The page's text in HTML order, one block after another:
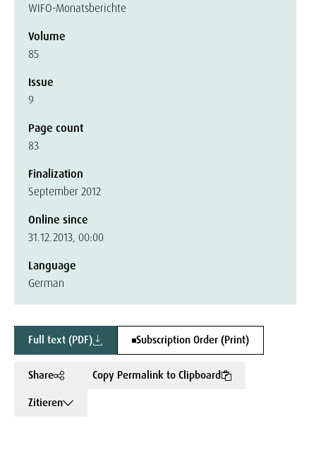
WIFO-Monatsberichte
Volume
85
Issue
9
Page count
83
Finalization
September 2012
Online since
31.12.2013, 00:00
Language
German
Full text (PDF) Subscription Order (Print)
Share
Copy Permalink to Clipboard
Zitieren